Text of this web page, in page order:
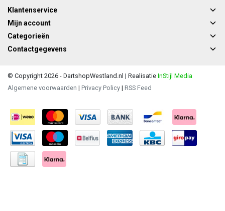
Klantenservice
Mijn account
Categorieën
Contactgegevens
© Copyright 2026 - DartshopWestland.nl | Realisatie InStijl Media
Algemene voorwaarden | Privacy Policy | RSS Feed